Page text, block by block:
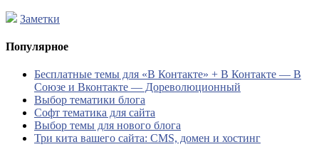
Заметки
Популярное
Бесплатные темы для «В Контакте» + В Контакте — В
Союзе и Вконтакте — Дореволюционный
Выбор тематики блога
Софт тематика для сайта
Выбор темы для нового блога
Три кита вашего сайта: CMS, домен и хостинг